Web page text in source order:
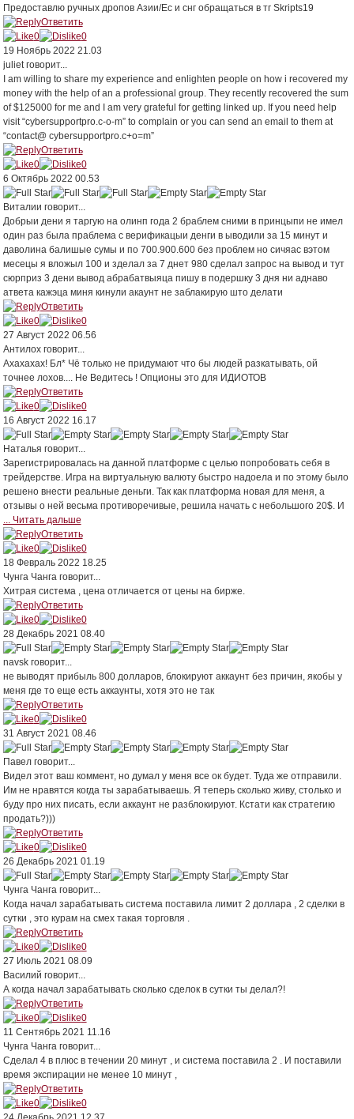
Предоставлю ручных дропов Азии/Ес и снг обращаться в тг Skripts19
Ответить
0
0
19 Ноябрь 2022 21.03
julietговорит...
I am willing to share my experience and enlighten people on how i recovered my
money with the help of an a professional group. They recently recovered the sum
of $125000 for me and I am very grateful for getting linked up. If you need help
visit “cybersupportpro.c-o-m” to complain or you can send an email to them at
“contact@ cybersupportpro.c+o=m”
Ответить
0
0
6 Октябрь 2022 00.53
Bиталии говорит...
Добрыи дени я таргую на олинп года 2 браблем сними в принцыпи не имел
один раз была праблема с верификацыи денги в ыводили за 15 минут и
даволина балишые сумы и по 700.900.600 без проблем но сичяас вэтом
месецы я вложыл 100 и зделал за 7 днет 980 сделал запрос на вывод и тут
сюрприз 3 дени вывод абрабатвыяца пишу в подершку 3 дня ни аднаво
атвета кажэца миня кинули акаунт не заблакирую што делати
Ответить
0
0
27 Август 2022 06.56
Антилохговорит...
Ахахахах! Бл* Чё только не придумают что бы людей разкатывать, ой
точнее лохов.... Не Ведитесь ! Опционы это для ИДИОТОВ
Ответить
0
0
16 Август 2022 16.17
Наталья говорит...
Зарегистрировалась на данной платформе с целью попробовать себя в
трейдерстве. Игра на виртуальную валюту быстро надоела и по этому было
решено внести реальные деньги. Так как платформа новая для меня, а
отзывы о ней весьма противоречивые, решила начать с небольшого 20$. И
... Читать дальше
Ответить
0
0
18 Февраль 2022 18.25
Чунга Чанга говорит...
Хитрая система , цена отличается от цены на бирже.
Ответить
0
0
28 Декабрь 2021 08.40
navskговорит...
не выводят прибыль 800 долларов, блокируют аккаунт без причин, якобы у
меня где то еще есть аккаунты, хотя это не так
Ответить
0
0
31 Август 2021 08.46
Павелговорит...
Видел этот ваш коммент, но думал у меня все ок будет. Туда же отправили.
Им не нравятся когда ты зарабатываешь. Я теперь сколько живу, столько и
буду про них писать, если аккаунт не разблокируют. Кстати как стратегию
продать?)))
Ответить
0
0
26 Декабрь 2021 01.19
Чунга Чанга говорит...
Когда начал зарабатывать система поставила лимит 2 доллара , 2 сделки в
сутки , это курам на смех такая торговля .
Ответить
0
0
27 Июль 2021 08.09
Василий говорит...
А когда начал зарабатывать сколько сделок в сутки ты делал?!
Ответить
0
0
11 Сентябрь 2021 11.16
Чунга Чанга говорит...
Сделал 4 в плюс в течении 20 минут , и система поставила 2 . И поставили
время экспирации не менее 10 минут ,
Ответить
0
0